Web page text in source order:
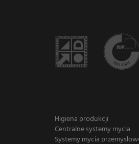
Higiena produkcji
Centralne systemy mycia
Systemy mycia